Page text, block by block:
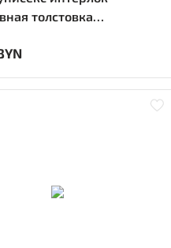
толстовка